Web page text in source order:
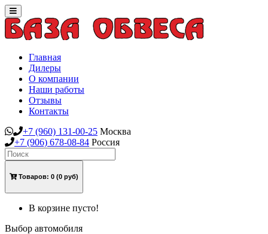
Toggle
navigation
Главная
Дилеры
О компании
Наши работы
Отзывы
Контакты
+7 (960) 131-00-25 Москва
+7 (906) 678-08-84 Россия
Товаров: 0 (0 руб)
В корзине пусто!
Выбор автомобиля